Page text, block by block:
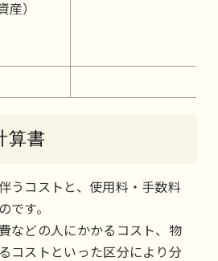
産）
算書
うコストと、使用料・手数料
です。
などの人にかかるコスト、物
コストといった区分により分